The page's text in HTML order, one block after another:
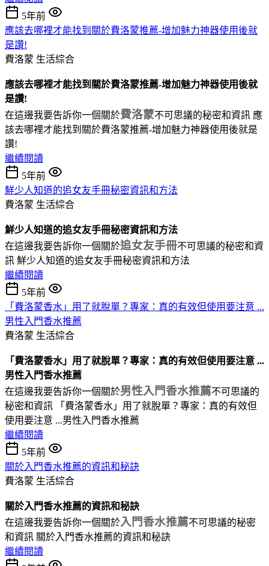
5年前
應該去哪裡才能找到關於費洛蒙推薦-增加魅力神器使用後就
是讚!
費洛蒙 生活綜合
應該去哪裡才能找到關於費洛蒙推薦-增加魅力神器使用後就
是讚!
在這邊我要告訴你一個關於費洛蒙不可思議的秘密和資訊 應
該去哪裡才能找到關於費洛蒙推薦-增加魅力神器使用後就是
讚!
繼續閱讀
5年前
鮮少人知道的追女友手冊秘密資訊和方法
費洛蒙 生活綜合
鮮少人知道的追女友手冊秘密資訊和方法
在這邊我要告訴你一個關於追女友手冊不可思議的秘密和資
訊 鮮少人知道的追女友手冊秘密資訊和方法
繼續閱讀
5年前
「費洛蒙香水」用了就脫單？專家：真的有效但使用要注意 ...
男性入門香水推薦
費洛蒙 生活綜合
「費洛蒙香水」用了就脫單？專家：真的有效但使用要注意 ...
男性入門香水推薦
在這邊我要告訴你一個關於男性入門香水推薦不可思議的
秘密和資訊 「費洛蒙香水」用了就脫單？專家：真的有效但
使用要注意 ...男性入門香水推薦
繼續閱讀
5年前
關於入門香水推薦的資訊和秘訣
費洛蒙 生活綜合
關於入門香水推薦的資訊和秘訣
在這邊我要告訴你一個關於入門香水推薦不可思議的秘密
和資訊 關於入門香水推薦的資訊和秘訣
繼續閱讀